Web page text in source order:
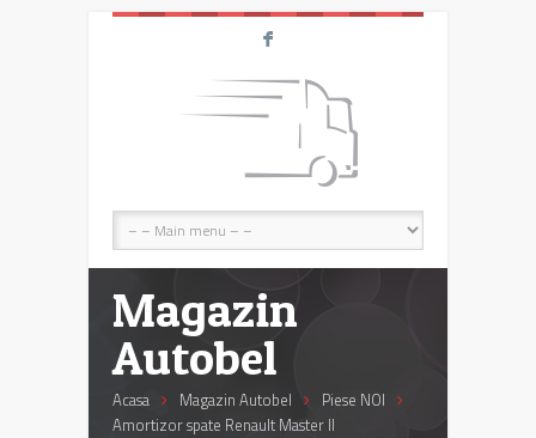
F
Magazin
Autobel
Acasa Magazin Autobel
Piese NOI
Amortizor spate Renault Master II